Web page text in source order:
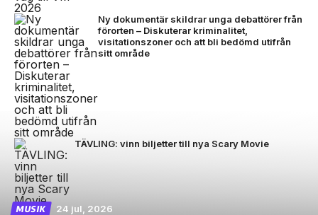
Ny dokumentär skildrar unga debattörer från
förorten – Diskuterar kriminalitet,
visitationszoner och att bli bedömd utifrån
sitt område
TÄVLING: vinn biljetter till nya Scary Movie
MUSIK 24 jul, 2026